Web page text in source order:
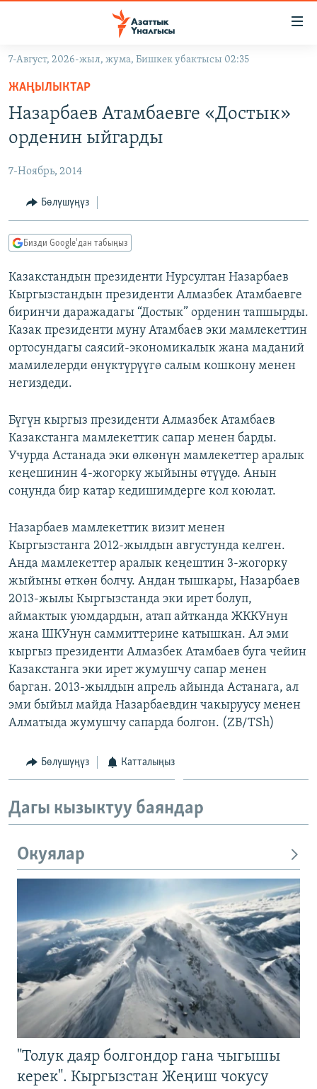
Навигацияга
өтүңүз
Издөөгө
салыңыз
КЫРГЫЗСТАН
КЫРГЫЗСТАН
ЭКОНОМИКА
МАДАНИЯТ
ДҮЙНӨ
БОРБОР АЗИЯ
УКРАИНА
АТАЙЫН ИЛИКТӨӨ
ТВ ПРОГРАММАЛАР
ЭКСПЕРТТЕР ТАЛДАЙТ
БИЗ ЖАНА ДҮЙНӨ
ДАНИСТЕ
ЭЖЕ-СИҢДИЛЕР
АЗАТТЫК+
ЫҢГАЙСЫЗ СУРООЛОР
ӨЗГӨЧӨ ПИКИР
Русский
ОНЛАЙН ШЕРИНЕ
ЭЕ/АРнун бардык сайттары
7-Август, 2026-жыл, жума, Бишкек убактысы 02:35
ЖАҢЫЛЫКТАР
Назарбаев Атамбаевге «Достык»
орденин ыйгарды
7-Ноябрь, 2014
Бөлүшүңүз
Бизди Google'дан табыңыз
Казакстандын президенти Нурсултан Назарбаев
Кыргызстандын президенти Алмазбек Атамбаевге
биринчи даражадагы “Достык” орденин тапшырды.
Казак президенти муну Атамбаев эки мамлекеттин
ортосундагы саясий-экономикалык жана маданий
мамилелерди өнүктүрүүгө салым кошкону менен
негиздеди.
Бүгүн кыргыз президенти Алмазбек Атамбаев
Казакстанга мамлекеттик сапар менен барды.
Учурда Астанада эки өлкөнүн мамлекеттер аралык
кеңешинин 4-жогорку жыйыны өтүүдө. Анын
соңунда бир катар кедишимдерге кол коюлат.
Назарбаев мамлекеттик визит менен
Кыргызстанга 2012-жылдын августунда келген.
Анда мамлекеттер аралык кеңештин 3-жогорку
жыйыны өткөн болчу. Андан тышкары, Назарбаев
2013-жылы Кыргызстанда эки ирет болуп,
аймактык уюмдардын, атап айтканда ЖККУнун
жана ШКУнун саммиттерине катышкан. Ал эми
кыргыз президенти Алмазбек Атамбаев буга чейин
Казакстанга эки ирет жумушчу сапар менен
барган. 2013-жылдын апрель айында Астанага, ал
эми быйыл майда Назарбаевдин чакыруусу менен
Алматыда жумушчу сапарда болгон. (ZB/TSh)
Бөлүшүңүз Катталыңыз
Дагы кызыктуу баяндар
Окуялар
"Толук даяр болгондор гана чыгышы
керек". Кыргызстан Жеңиш чокусу